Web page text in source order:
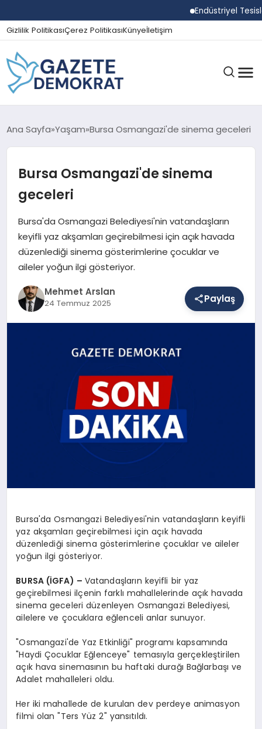
Endüstriyel
Gizlilik PolitikasıÇerez PolitikasıKünyeİletişim
GÜNDEM
EKONOMI
MAGAZIN
SAĞLIK
Ana Sayfa Yaşam Bursa Osmangazi'de sinema geceleri
Bursa Osmangazi'de sinema
geceleri
Bursa'da Osmangazi Belediyesi'nin vatandaşların
keyifli yaz akşamları geçirebilmesi için açık havada
düzenlediği sinema gösterimlerine çocuklar ve
aileler yoğun ilgi gösteriyor.
Mehmet Arslan
24 Temmuz 2025 Paylaş
Bursa'da Osmangazi Belediyesi'nin vatandaşların keyifli
yaz akşamları geçirebilmesi için açık havada
düzenlediği sinema gösterimlerine çocuklar ve aileler
yoğun ilgi gösteriyor.
BURSA (İGFA) – Vatandaşların keyifli bir yaz
geçirebilmesi ilçenin farklı mahallelerinde açık havada
sinema geceleri düzenleyen Osmangazi Belediyesi,
ailelere ve çocuklara eğlenceli anlar sunuyor.
"Osmangazi'de Yaz Etkinliği" programı kapsamında
"Haydi Çocuklar Eğlenceye" temasıyla gerçekleştirilen
açık hava sinemasının bu haftaki durağı Bağlarbaşı ve
Adalet mahalleleri oldu.
Her iki mahallede de kurulan dev perdeye animasyon
filmi olan "Ters Yüz 2" yansıtıldı.